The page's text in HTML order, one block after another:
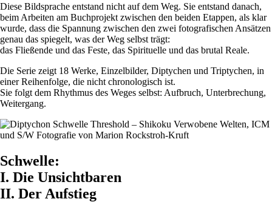
Diese Bildsprache entstand nicht auf dem Weg. Sie entstand danach,
beim Arbeiten am Buchprojekt zwischen den beiden Etappen, als klar
wurde, dass die Spannung zwischen den zwei fotografischen Ansätzen
genau das spiegelt, was der Weg selbst trägt:
das Fließende und das Feste, das Spirituelle und das brutal Reale.
Die Serie zeigt 18 Werke, Einzelbilder, Diptychen und Triptychen, in
einer Reihenfolge, die nicht chronologisch ist.
Sie folgt dem Rhythmus des Weges selbst: Aufbruch, Unterbrechung,
Weitergang.
Schwelle:
I. Die Unsichtbaren
II. Der Aufstieg